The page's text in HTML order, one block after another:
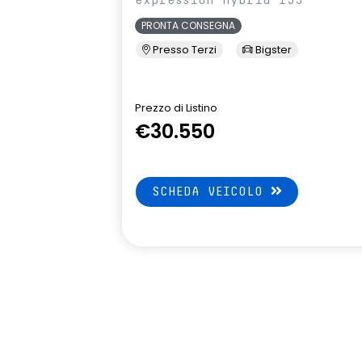
volante in pelle
PRONTA CONSEGNA
Presso Terzi Bigster
Prezzo di Listino
€30.550
SCHEDA VEICOLO